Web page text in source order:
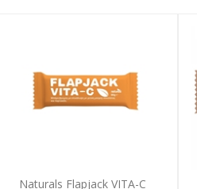
Naturals Flapjack VITA-C